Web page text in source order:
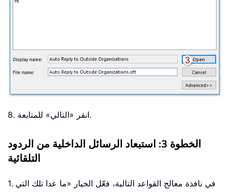
8. انقر «التالي» للمتابعة.
الخطوة 3: استبعاد الرسائل الداخلية من الردود
التلقائية
1. في نافذة معالج القواعد التالية، فعّل الخيار «ما عدا تلك التي